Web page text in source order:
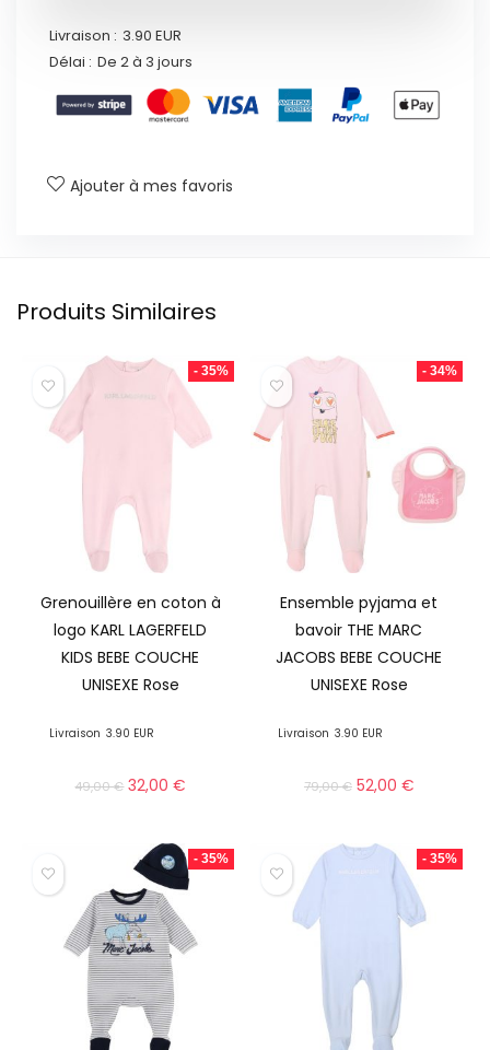
Livraison : 3.90 EUR
Délai : De 2 à 3 jours
Ajouter à mes favoris
Produits Similaires
- 35%
Grenouillère en coton à
logo KARL LAGERFELD
KIDS BEBE COUCHE
UNISEXE Rose
Livraison 3.90 EUR
49,00€ 32,00€
- 34%
Ensemble pyjama et
bavoir THE MARC
JACOBS BEBE COUCHE
UNISEXE Rose
Livraison 3.90 EUR
79,00€ 52,00 €
- 35% - 35%